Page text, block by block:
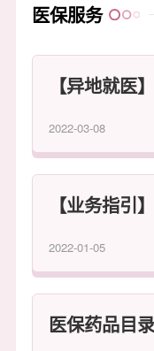
医保服务
2022-03-08
【业务指引
2022-01-05
医保药品目